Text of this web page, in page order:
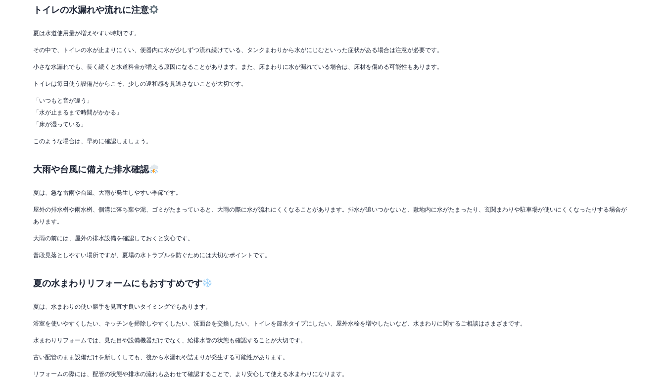
トイレの水漏れや流れに注意
夏は水道使用量が増えやすい時期です。
その中で、トイレの水が止まりにくい、便器内に水が少しずつ流れ続けている、タンクまわりから水がにじむといった症状がある場合は注意が必要です。
小さな水漏れでも、長く続くと水道料金が増える原因になることがあります。また、床まわりに水が漏れている場合は、床材を傷める可能性もあります。
トイレは毎日使う設備だからこそ、少しの違和感を見逃さないことが大切です。
「いつもと音が違う」
「水が止まるまで時間がかかる」
「床が湿っている」
このような場合は、早めに確認しましょう。
大雨や台風に備えた排水確認
夏は、急な雷雨や台風、大雨が発生しやすい季節です。
屋外の排水桝や雨水桝、側溝に落ち葉や泥、ゴミがたまっていると、大雨の際に水が流れにくくなることがあります。排水が追いつかないと、敷地内に水がたまったり、玄関まわりや駐車場が使いにくくなったりする場合が
あります。
大雨の前には、屋外の排水設備を確認しておくと安心です。
普段見落としやすい場所ですが、夏場の水トラブルを防ぐためには大切なポイントです。
夏の水まわりリフォームにもおすすめです
夏は、水まわりの使い勝手を見直す良いタイミングでもあります。
浴室を使いやすくしたい、キッチンを掃除しやすくしたい、洗面台を交換したい、トイレを節水タイプにしたい、屋外水栓を増やしたいなど、水まわりに関するご相談はさまざまです。
水まわりリフォームでは、見た目や設備機器だけでなく、給排水管の状態も確認することが大切です。
古い配管のまま設備だけを新しくしても、後から水漏れや詰まりが発生する可能性があります。
リフォームの際には、配管の状態や排水の流れもあわせて確認することで、より安心して使える水まわりになります。